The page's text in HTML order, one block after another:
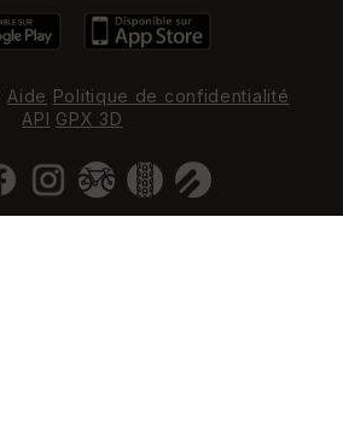
Aide Politique de confidentialité
API GPX 3D